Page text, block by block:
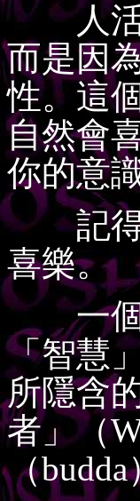
人活
而是因
性。這
自然會
你的意
記得這
喜樂。
一個人
「智慧
所隱含
者」（
（